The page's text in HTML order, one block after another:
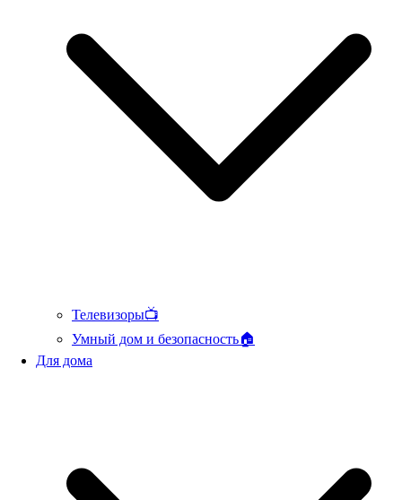
Телевизоры📺
Умный дом и безопасность🏠
Для дома